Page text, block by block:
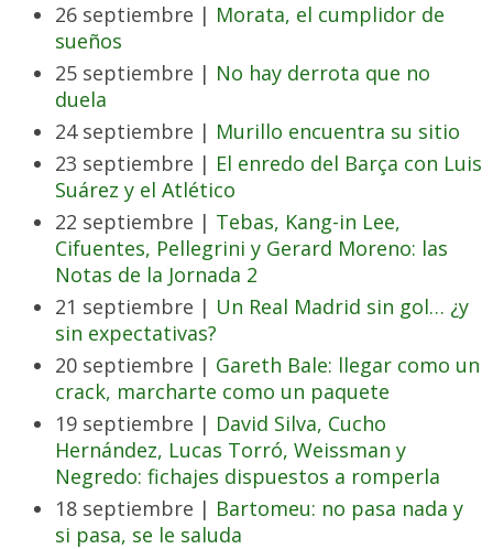
26 septiembre | Morata, el cumplidor de
sueños
25 septiembre | No hay derrota que no
duela
24 septiembre | Murillo encuentra su sitio
23 septiembre | El enredo del Barça con Luis
Suárez y el Atlético
22 septiembre | Tebas, Kang-in Lee,
Cifuentes, Pellegrini y Gerard Moreno: las
Notas de la Jornada 2
21 septiembre | Un Real Madrid sin gol… ¿y
sin expectativas?
20 septiembre | Gareth Bale: llegar como un
crack, marcharte como un paquete
19 septiembre | David Silva, Cucho
Hernández, Lucas Torró, Weissman y
Negredo: fichajes dispuestos a romperla
18 septiembre | Bartomeu: no pasa nada y
si pasa, se le saluda